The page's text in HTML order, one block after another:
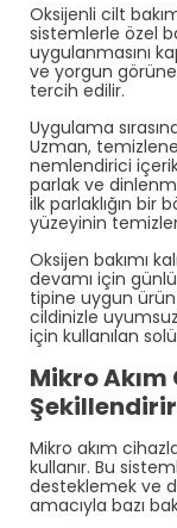
Oksijenli cilt
sistemlerle özel
uygulanmasını
ve yorgun
tercih edilir.
Uygulama
Uzman,
nemlendirici
parlak ve
ilk parlaklığın
yüzeyinin
Oksijen bakımı
devamı için
tipine uygun ürün
cildinizle
için kullanılan
Mikro Akım
Mikro akım
kullanır. Bu
desteklemek ve
amacıyla bazı